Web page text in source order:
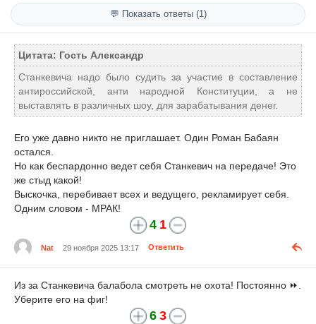
💬 Показать ответы (1)
Цитата: Гость Александр
Станкевича надо было судить за участие в составление
антироссийской, анти народной Конституции, а не
выставлять в различных шоу, для зарабатывания денег.
Его уже давно никто не приглашает. Один Роман Бабаян
остался.
Но как беспардонно ведет себя Станкевич на передаче! Это
же стыд какой!
Выскочка, перебивает всех и ведущего, рекламирует себя.
Одним словом - МРАК!
4 1
Nat 29 ноября 2025 13:17 Ответить
Из за Станкевича балабола смотреть не охота! Постоянно ⏩.
Уберите его на фиг!
6 3